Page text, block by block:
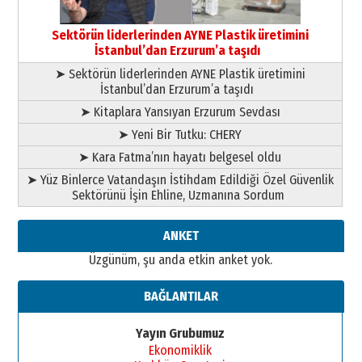
Başkan Sekmen’den Erzurum’a
bir vizyon proje daha!
02 Ağustos 2026 Pazar
Sektörün liderlerinden AYNE Plastik üretimini
İstanbul’dan Erzurum’a taşıdı
➤ Sektörün liderlerinden AYNE Plastik üretimini
İstanbul’dan Erzurum’a taşıdı
➤ Kitaplara Yansıyan Erzurum Sevdası
➤ Yeni Bir Tutku: CHERY
➤ Kara Fatma’nın hayatı belgesel oldu
➤ Yüz Binlerce Vatandaşın İstihdam Edildiği Özel Güvenlik
Sektörünü İşin Ehline, Uzmanına Sordum
ANKET
Üzgünüm, şu anda etkin anket yok.
BAĞLANTILAR
Yayın Grubumuz
Ekonomiklik